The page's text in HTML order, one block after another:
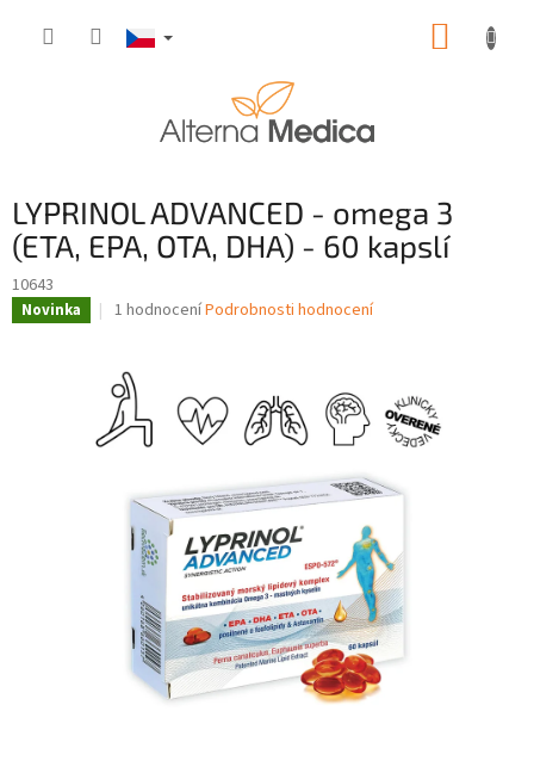
LYPRINOL ADVANCED - omega 3
(ETA, EPA, OTA, DHA) - 60 kapslí
10643
Novinka
Průměrné
je
5,0
z
5
1 hodnoceníPodrobnosti hodnocení